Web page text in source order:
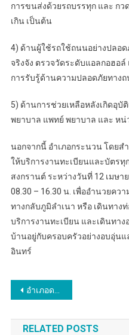
การขนส่งด้วยรถบรรทุก และ ก
เกิน เป็นต้น
4) ด้านผู้ใช้รถใช้ถนนอย่างปลอ
จริงจัง ตรวจวัดระดับแอลกอฮอ
การรับรู้ด้านความปลอดภัยทา
5) ด้านการช่วยเหลือหลังเกิดอุบั
พยาบาล แพทย์ พยาบาล และ ห
นอกจากนี้ อำเภอกระนวน โดยส
ให้บริการงานทะเบียนและบัตรทุ
สงกรานต์ ระหว่างวันที่ 12 เมษา
08.30 – 16.30 น. เพื่ออำนวยค
ทางกลับภูมิลำเนา หรือ เดินทาง
บริการงานทะเบียน และเดินทา
บ้านอยู่กับครอบครัวอย่างอบอุ่น
อินทร์
แนะแนว
เรื่อง
อำเภอดงหลวง(#) จังหวัดมุกดาหาร…นายนราวิชญ์ มณีฤทธิ์ นายอำเภอดงหลวง ร่วมติดตามเตรียมการรับเสด็จฯ สมเด็จพระกนิษฐาธิราชเจ้า กรมสมเด็จพระเทพรัตนราชสุดาฯ สยามบรมราชกุมารี
RELATED POSTS